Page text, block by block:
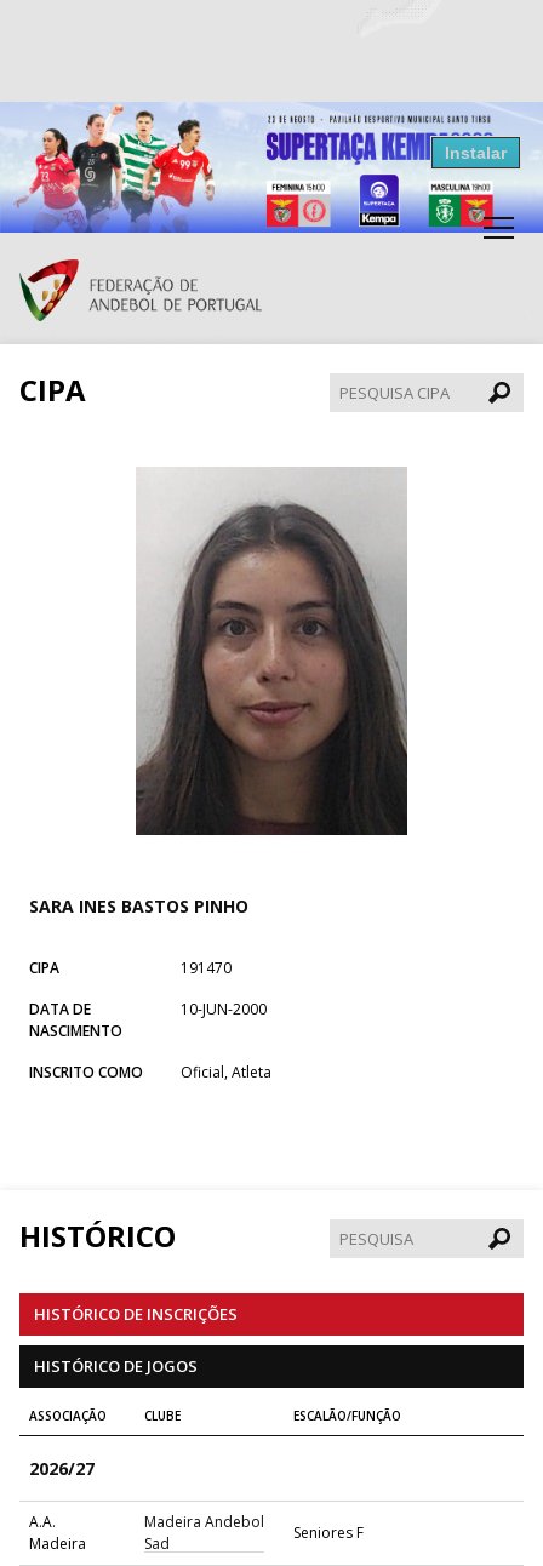
Resultados Andebol
Federação de Andebol de Portugal
Grátis - Disponivel na Play Store
Instalar
CIPA
CIPA
SARA INES BASTOS PINHO
CIPA
191470
DATA DE
NASCIMENTO
10-JUN-2000
INSCRITO COMO Oficial, Atleta
HISTÓRICO
HISTÓRICO DE INSCRIÇÕES
HISTÓRICO DE JOGOS
ASSOCIAÇÃO CLUBE ESCALÃO/FUNÇÃO
2026/27
A.A.
Madeira
Madeira Andebol
Sad
Seniores F